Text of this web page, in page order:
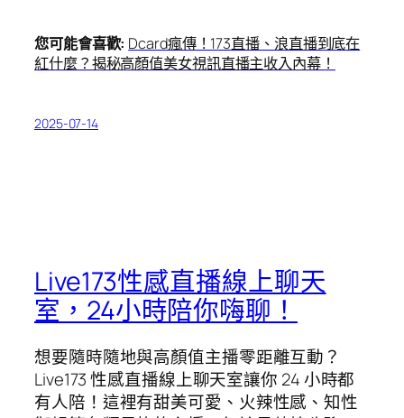
您可能會喜歡: Dcard瘋傳！173直播、浪直播到底在
紅什麼？揭秘高顏值美女視訊直播主收入內幕！
2025-07-14
Live173性感直播線上聊天
室，24小時陪你嗨聊！
想要隨時隨地與高顏值主播零距離互動？
Live173 性感直播線上聊天室讓你 24 小時都
有人陪！這裡有甜美可愛、火辣性感、知性